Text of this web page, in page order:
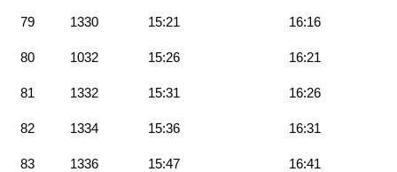
79 1330 15:21 16:16
80 1032 15:26 16:21
81 1332 15:31 16:26
82 1334 15:36 16:31
83 1336 15:47 16:41